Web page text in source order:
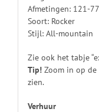
Afmetingen: 121-
Soort: Rocker
Stijl: All-mountain
Zie ook het tabje
Tip!Zoom in op de
zien.
Verhuur